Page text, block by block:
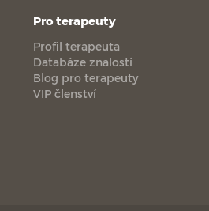
Pro terapeuty
Profil terapeuta
Databáze znalostí
Blog pro terapeuty
VIP členství